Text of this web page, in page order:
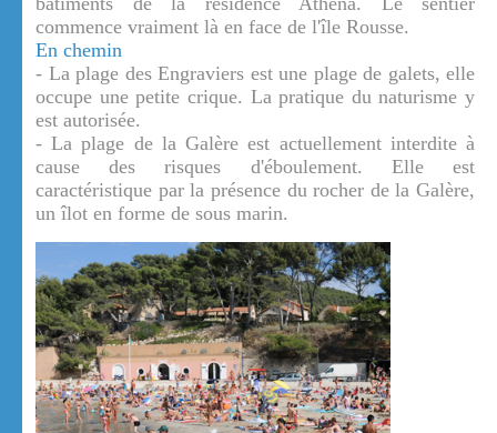
commence vraiment là en face de l'île Rousse.
En chemin
- La plage des Engraviers est une plage de galets, elle
occupe une petite crique. La pratique du naturisme y
est autorisée.
- La plage de la Galère est actuellement interdite à
cause des risques d'éboulement. Elle est
caractéristique par la présence du rocher de la Galère,
un îlot en forme de sous marin.